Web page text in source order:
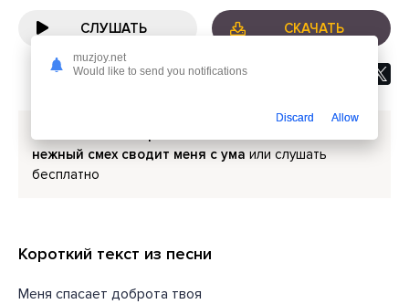
СЛУШАТЬ СКАЧАТЬ
нежный смех сводит меня с умаили слушать
бесплатно
Короткий текст из песни
Меня спасает доброта твоя
muzjoy.net
Would like to send you notifications
Discard Allow